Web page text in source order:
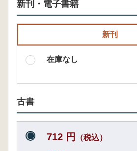
新刊・電子書籍
新刊
在庫なし
古書
712 円 （税込）